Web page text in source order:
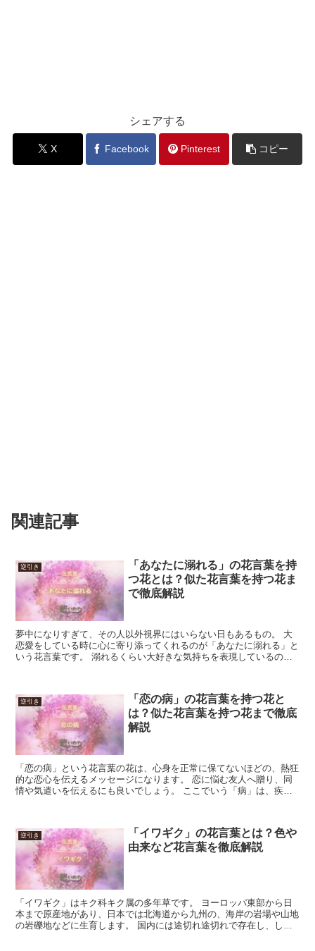
シェアする
X Facebook Pinterest コピー
関連記事
逆引き
「あなたに溺れる」の花言葉を持
つ花とは？似た花言葉を持つ花ま
で徹底解説
夢中になりすぎて、その人以外視界にはいらない日もあるもの。 大
恋愛をしている時に心に寄り添ってくれるのが「あなたに溺れる」と
いう花言葉です。 溺れるくらい大好きな気持ちを表現しているの
逆引き
「恋の病」の花言葉を持つ花と
は？似た花言葉を持つ花まで徹底
解説
「恋の病」という花言葉の花は、心身を正常に保てないほどの、熱狂
的な恋心を伝えるメッセージになります。 恋に悩む友人へ贈り、同
情や気遣いを伝えるにも良いでしょう。 ここでいう「病」は、疾病
逆引き
「イワギク」の花言葉とは？色や
由来など花言葉を徹底解説
「イワギク」はキク科キク属の多年草です。 ヨーロッパ東部から日
本まで原産地があり、日本では北海道から九州の、海岸の岩場や山地
の岩礫地などに生育します。 国内には途切れ途切れで存在し、しば